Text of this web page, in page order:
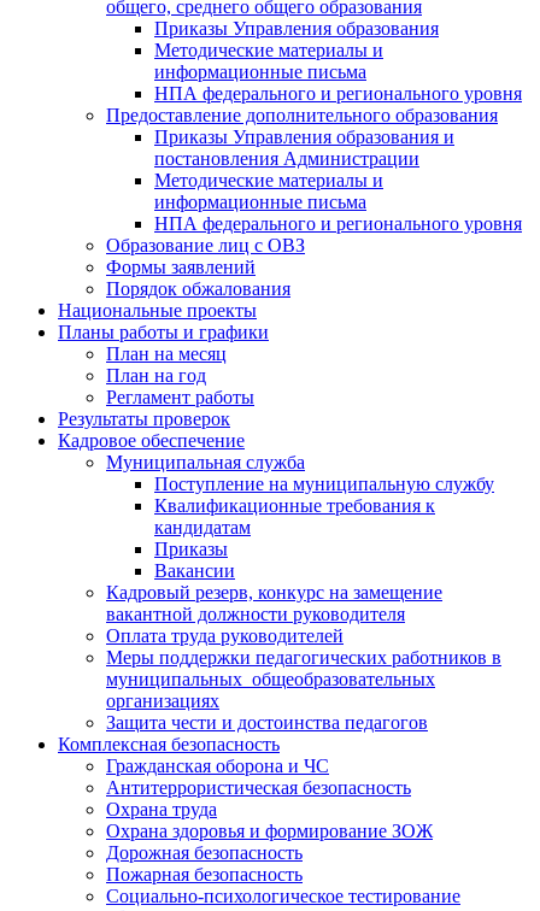
общего, среднего общего образования
Приказы Управления образования
Методические материалы и
информационные письма
НПА федерального и регионального уровня
Предоставление дополнительного образования
Приказы Управления образования и
постановления Администрации
Методические материалы и
информационные письма
НПА федерального и регионального уровня
Образование лиц с ОВЗ
Формы заявлений
Порядок обжалования
Национальные проекты
Планы работы и графики
План на месяц
План на год
Регламент работы
Результаты проверок
Кадровое обеспечение
Муниципальная служба
Поступление на муниципальную службу
Квалификационные требования к
кандидатам
Приказы
Вакансии
Кадровый резерв, конкурс на замещение
вакантной должности руководителя
Оплата труда руководителей
Меры поддержки педагогических работников в
муниципальных общеобразовательных
организациях
Защита чести и достоинства педагогов
Комплексная безопасность
Гражданская оборона и ЧС
Антитеррористическая безопасность
Охрана труда
Охрана здоровья и формирование ЗОЖ
Дорожная безопасность
Пожарная безопасность
Социально-психологическое тестирование